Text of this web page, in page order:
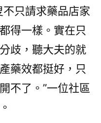
不只請求藥品店家
得一樣。實在只
歧，聽大夫的就
藥效都挺好，只
不了。”一位社區